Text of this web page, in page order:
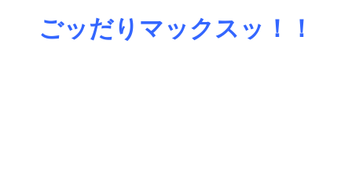
ごッだりマックスッ！！